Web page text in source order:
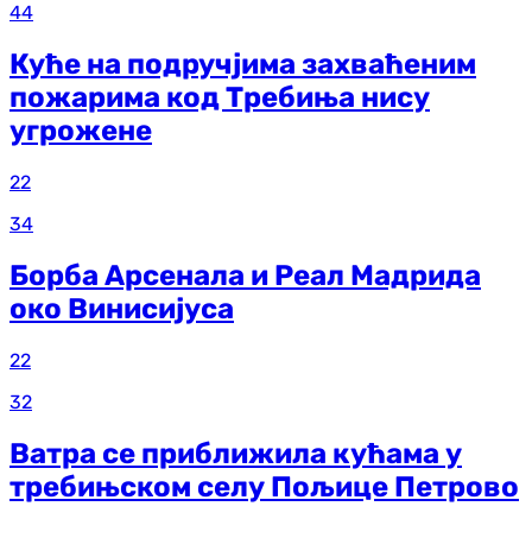
44
Куће на подручјима захваћеним
пожарима код Требиња нису
угрожене
22
34
Борба Арсенала и Реал Мадрида
око Винисијуса
22
32
Ватра се приближила кућама у
требињском селу Пољице Петрово